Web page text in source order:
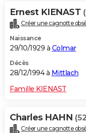
Ernest KIENAST
Créer une cagnotte
Naissance
29/10/1929 à Colmar
Décès
28/12/1994 à Mittlach
Famille KIENAST
Charles HAHN
Créer une cagnotte